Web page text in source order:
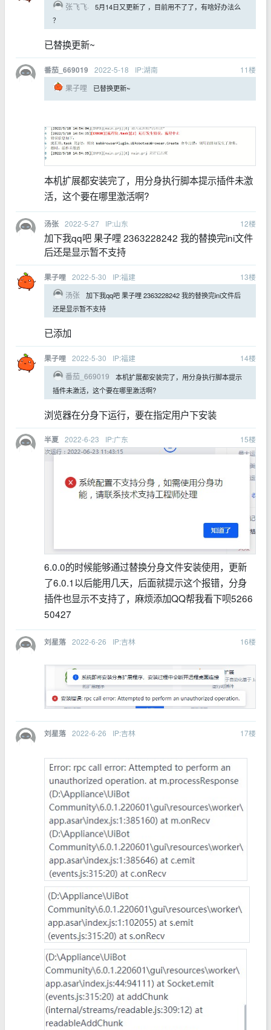
张飞飞·
5月14日又更新了 ，目前用不了了，有啥好办法么
？
已替换更新~
番茄_669019 2022-5-18 IP:湖南 11楼
果子哩
已替换更新~
本机扩展都安装完了，用分身执行脚本提示插件未激
活，这个要在哪里激活啊?
汤张 2022-5-27 IP:山东 12楼
加下我qq吧 果子哩 2363228242 我的替换完ini文件
后还是显示暂不支持
果子哩 2022-5-30 IP:福建 13楼
汤张
加下我qq吧 果子哩 2363228242 我的替换完ini文件后
还是显示暂不支持
已添加
果子哩 2022-5-30 IP:福建 14楼
番茄_669019
本机扩展都安装完了，用分身执行脚本提示
插件未激活，这个要在哪里激活啊?
浏览器在分身下运行，要在指定用户下安装
半夏 2022-6-23 IP:广东 15楼
6.0.0的时候能够通过替换分身文件安装使用，更新
了6.0.1以后能用几天，后面就提示这个报错，分身
插件也显示不支持了，麻烦添加QQ帮我看下呗5266
50427
刘星落 2022-6-26 IP:吉林 16楼
刘星落 2022-6-26 IP:吉林 17楼